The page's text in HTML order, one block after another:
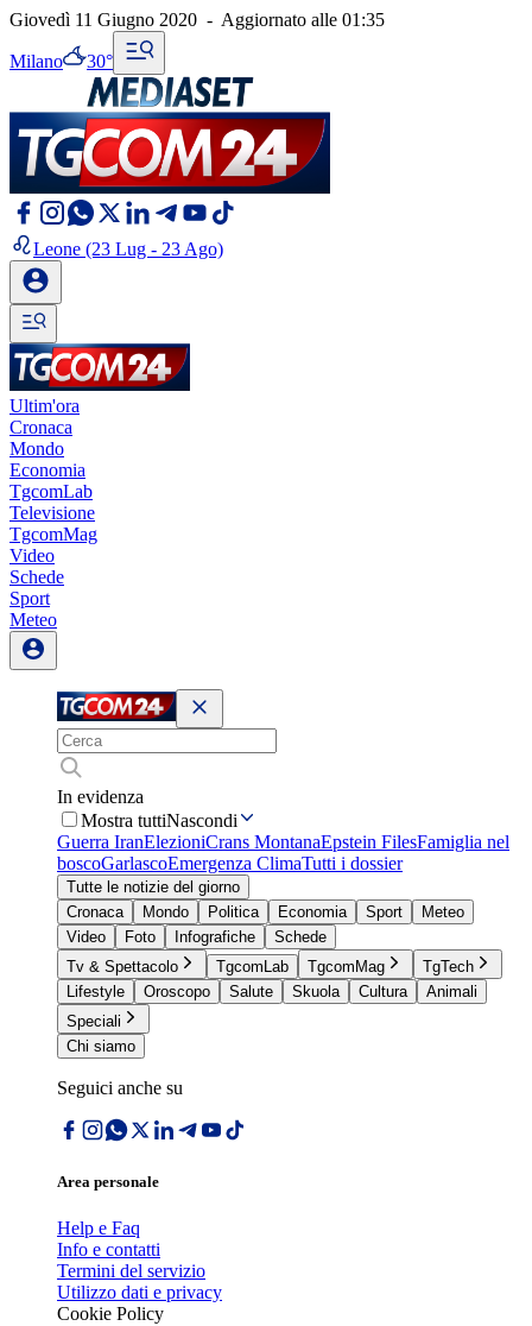
Giovedì 11 Giugno 2020 - Aggiornato alle 01:35
Milano 30°
Leone (23 Lug - 23 Ago)
Ultim'ora
Cronaca
Mondo
Economia
TgcomLab
Televisione
TgcomMag
Video
Schede
Sport
Meteo
In evidenza
Mostra tuttiNascondi
Guerra IranElezioniCrans MontanaEpstein FilesFamiglia nel
boscoGarlascoEmergenza ClimaTutti i dossier
Tutte le notizie del giorno
Cronaca
Mondo Politica Economia Sport
Meteo
Video
Foto Infografiche
Schede
Tv & Spettacolo
TgcomLab TgcomMag
TgTech
Lifestyle
Oroscopo Salute Skuola Cultura
Animali
Speciali
Chi siamo
Seguici anche su
Area personale
Help e Faq
Info e contatti
Termini del servizio
Utilizzo dati e privacy
Cookie Policy